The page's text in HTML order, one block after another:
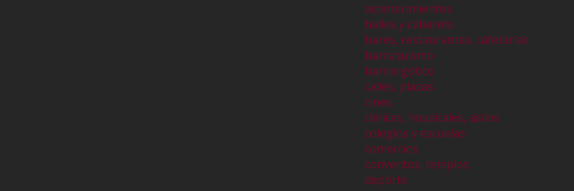
acontecimientos
bailes y cabarets
bares, restaurantes, cafeterías
barraquismo
barrio gótico
calles, plazas
cines
clinicas, hospitales, asilos
colegios y escuelas
comercios
conventos, templos
deporte